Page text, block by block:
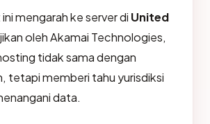
mengarah ke server di United
oleh Akamai Technologies,
tidak sama dengan
tetapi memberi tahu yurisdiksi
data.